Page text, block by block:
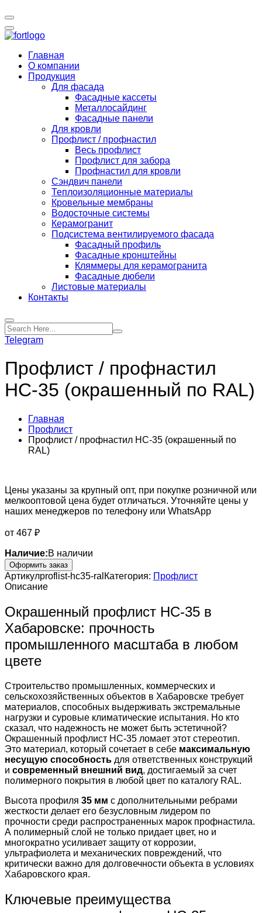
Главная
О компании
Продукция
Для фасада
Фасадные кассеты
Металлосайдинг
Фасадные панели
Для кровли
Профлист / профнастил
Весь профлист
Профлист для забора
Профнастил для кровли
Сэндвич панели
Теплоизоляционные материалы
Кровельные мембраны
Водосточные системы
Керамогранит
Подсистема вентилируемого фасада
Фасадный профиль
Фасадные кронштейны
Кляммеры для керамогранита
Фасадные дюбели
Листовые материалы
Контакты
Telegram
Профлист / профнастил
НС-35 (окрашенный по RAL)
Главная
Профлист
Профлист / профнастил НС-35 (окрашенный по
RAL)
Цены указаны за крупный опт, при покупке розничной или
мелкооптовой цена будет отличаться. Уточняйте цены у
наших менеджеров по телефону или WhatsApp
от 467 ₽
Наличие:В наличии
Оформить заказ
Артикулproflist-hc35-ral Категория: Профлист
Описание
Окрашенный профлист НС-35 в
Хабаровске: прочность
промышленного масштаба в любом
цвете
Строительство промышленных, коммерческих и
сельскохозяйственных объектов в Хабаровске требует
материалов, способных выдерживать экстремальные
нагрузки и суровые климатические испытания. Но кто
сказал, что надежность не может быть эстетичной?
Окрашенный профлист НС-35 ломает этот стереотип.
Это материал, который сочетает в себе максимальную
несущую способность для ответственных конструкций
и современный внешний вид, достигаемый за счет
полимерного покрытия в любой цвет по каталогу RAL.
Высота профиля 35 мм с дополнительными ребрами
жесткости делает его безусловным лидером по
прочности среди распространенных марок профнастила.
А полимерный слой не только придает цвет, но и
многократно усиливает защиту от коррозии,
ультрафиолета и механических повреждений, что
критически важно для долговечности объекта в условиях
Хабаровского края.
Ключевые преимущества